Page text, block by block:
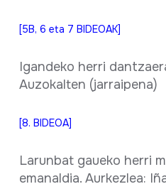
[5B, 6 eta 7 BIDEOAK]
Igandeko herri
Auzokalten (jarraipena)
[8. BIDEOA]
Larunbat gaueko herri
emanaldia. Aurkezlea: